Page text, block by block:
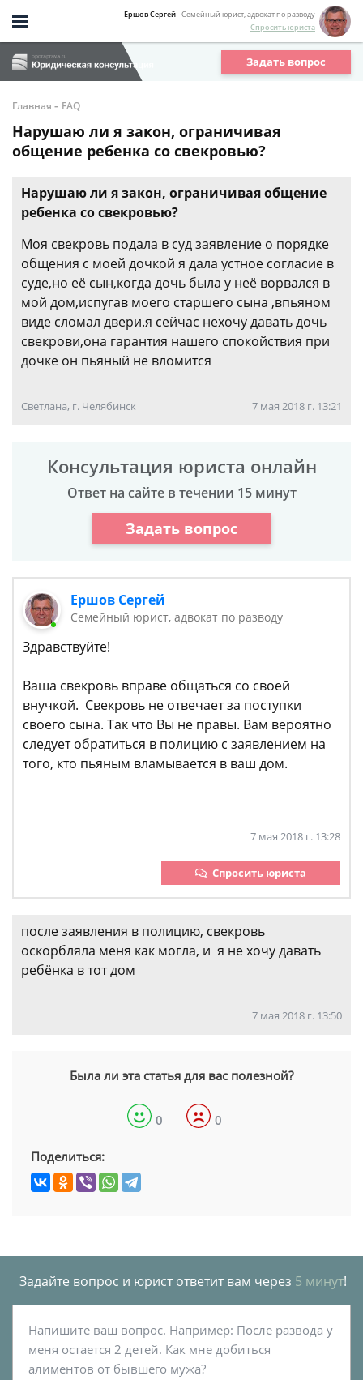
Ершов Сергей- Семейный юрист, адвокат по разводу
Спросить юриста
Задать вопрос
Главная - FAQ
Нарушаю ли я закон, ограничивая
общение ребенка со свекровью?
Нарушаю ли я закон, ограничивая общение
ребенка со свекровью?
Моя свекровь подала в суд заявление о порядке
общения с моей дочкой я дала устное согласие в
суде,но её сын,когда дочь была у неё ворвался в
мой дом,испугав моего старшего сына ,впьяном
виде сломал двери.я сейчас нехочу давать дочь
свекрови,она гарантия нашего спокойствия при
дочке он пьяный не вломится
Светлана, г. Челябинск 7 мая 2018 г. 13:21
Консультация юриста онлайн
Ответ на сайте в течении 15 минут
Задать вопрос
Ершов Сергей
Семейный юрист, адвокат по разводу
Здравствуйте!
Ваша свекровь вправе общаться со своей
внучкой. Свекровь не отвечает за поступки
своего сына. Так что Вы не правы. Вам вероятно
следует обратиться в полицию с заявлением на
того, кто пьяным вламывается в ваш дом.
7 мая 2018 г. 13:28
Спросить юриста
после заявления в полицию, свекровь
оскорбляла меня как могла, и я не хочу давать
ребёнка в тот дом
7 мая 2018 г. 13:50
Была ли эта статья для вас полезной?
0 0
Поделиться:
Задайте вопрос и юрист ответит вам через 5 минут!